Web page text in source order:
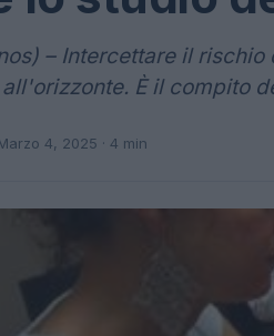
– Intercettare il
È il compito
4, 2025 · 4 min